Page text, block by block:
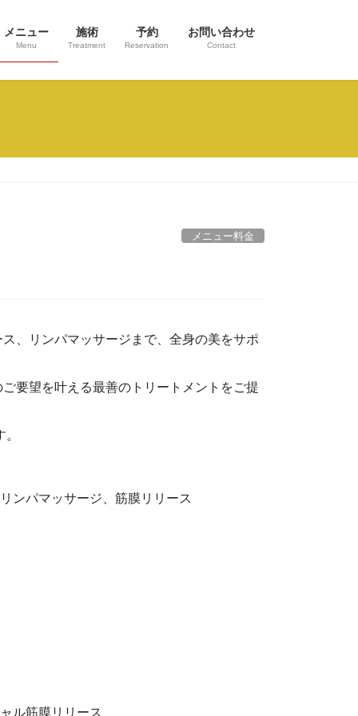
メニュー
Menu
施術
Treatment
予約
Reservation
お問い合わせ
Contact
メニュー料金
、リンパマッサージまで、全身の美をサポ
要望を叶える最善のトリートメントをご提
ンパマッサージ、筋膜リリース
ル筋膜リリース